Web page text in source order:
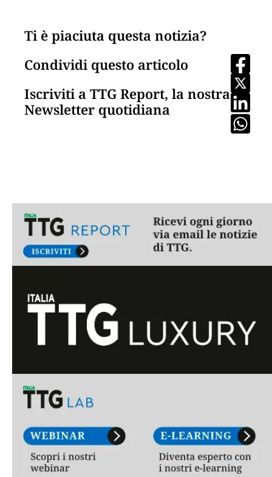
Ti è piaciuta questa notizia?
Condividi questo articolo
Iscriviti a TTG Report, la nostra
Newsletter quotidiana